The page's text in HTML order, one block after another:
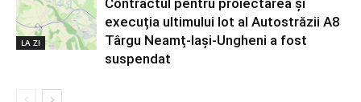
LA ZI
execuția ultimului lot al Autostrăzii A8
Târgu Neamț-Iași-Ungheni a fost
suspendat